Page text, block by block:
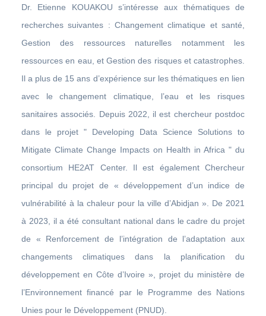
Dr. Etienne KOUAKOU s’intéresse aux thématiques de
recherches suivantes : Changement climatique et santé,
Gestion des ressources naturelles notamment les
ressources en eau, et Gestion des risques et catastrophes.
Il a plus de 15 ans d’expérience sur les thématiques en lien
avec le changement climatique, l’eau et les risques
sanitaires associés. Depuis 2022, il est chercheur postdoc
dans le projet " Developing Data Science Solutions to
Mitigate Climate Change Impacts on Health in Africa " du
consortium HE2AT Center. Il est également Chercheur
principal du projet de « développement d’un indice de
vulnérabilité à la chaleur pour la ville d’Abidjan ». De 2021
à 2023, il a été consultant national dans le cadre du projet
de « Renforcement de l’intégration de l’adaptation aux
changements climatiques dans la planification du
développement en Côte d’Ivoire », projet du ministère de
l’Environnement financé par le Programme des Nations
Unies pour le Développement (PNUD).